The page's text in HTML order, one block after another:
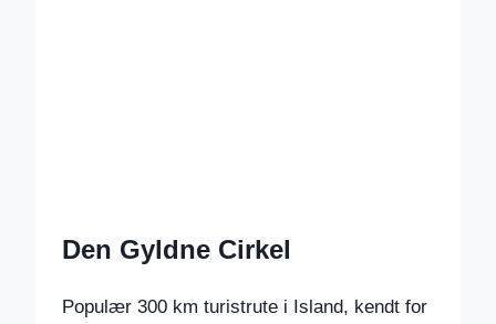
Den Gyldne Cirkel
Populær 300 km turistrute i Island, kendt for